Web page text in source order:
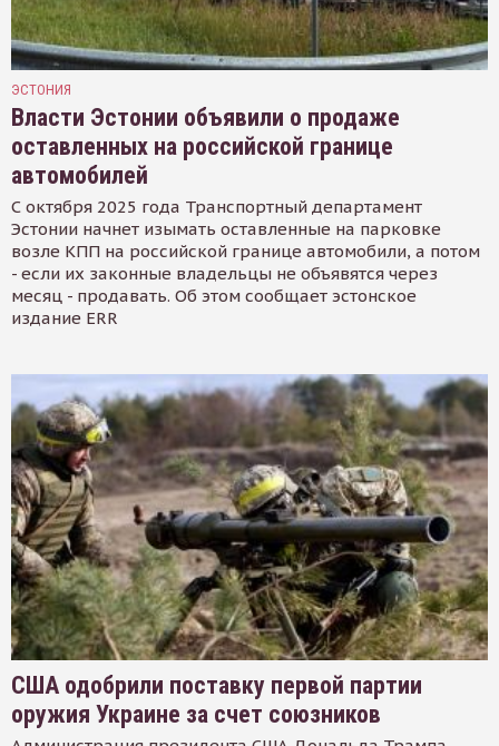
ЭСТОНИЯ
Власти Эстонии объявили о продаже
оставленных на российской границе
автомобилей
С октября 2025 года Транспортный департамент
Эстонии начнет изымать оставленные на парковке
возле КПП на российской границе автомобили, а потом
- если их законные владельцы не объявятся через
месяц - продавать. Об этом сообщает эстонское
издание ERR
США одобрили поставку первой партии
оружия Украине за счет союзников